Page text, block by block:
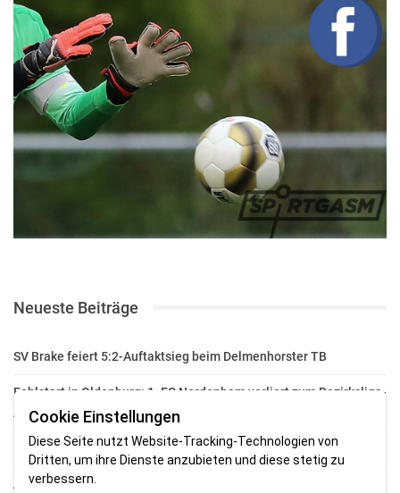
Neueste Beiträge
SV Brake feiert 5:2-Auftaktsieg beim Delmenhorster TB
Fehlstart in Oldenburg: 1. FC Nordenham verliert zum Bezirksliga-
Auftakt
Fußball in der Wesermarsch: Die Bilder vom Wochenende
Aufstieg geschafft: HSG-Unterweser-C-Jugend macht sich bereit
Cookie Einstellungen
Diese Seite nutzt Website-Tracking-Technologien von
Dritten, um ihre Dienste anzubieten und diese stetig zu
verbessern.